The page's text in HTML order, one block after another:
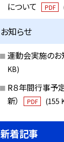
について
PDF
お知らせ
運動会実施のお
KB)
R８年間行事予
新）
PDF (155
新着記事